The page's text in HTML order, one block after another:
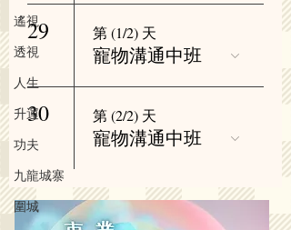
遙視
透視
人生
升運
功夫
九龍城寨
圍城
29 第 (1/2) 天
寵物溝通中班
30 第 (2/2) 天
寵物溝通中班